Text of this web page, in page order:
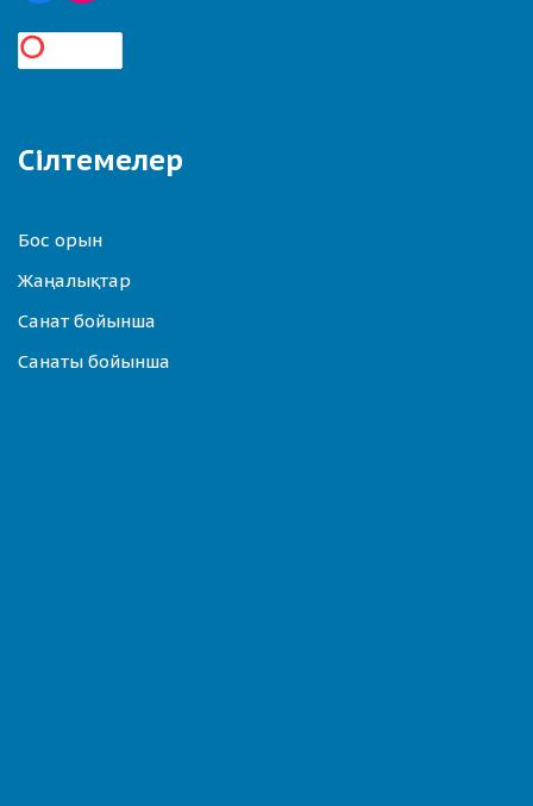
Сілтемелер
Бос орын
Жаңалықтар
Санат бойынша
Санаты бойынша